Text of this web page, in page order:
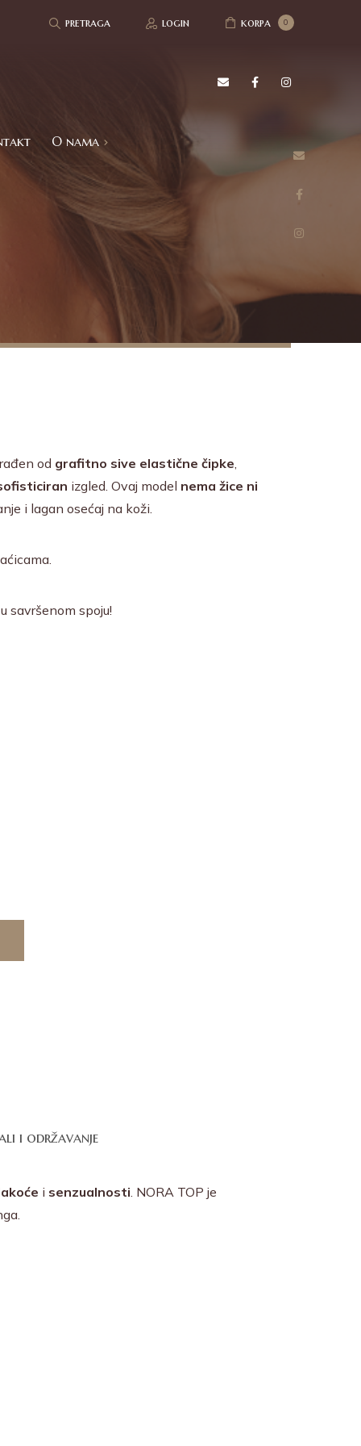
pretraga login 0
korpa
O nama
Refundacija i povrat robe
Politika privatnosti
Utisci kupaca
Česta pitanja – FAQ
od grafitno sive elastične čipke,
izgled. Ovaj model nema žice ni
i lagan osećaj na koži.
savršenom spoju!
i održavanje
i senzualnosti . NORA TOP je